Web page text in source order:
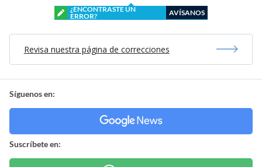
¿ENCONTRASTE UN
ERROR?
AVÍSANOS
Revisa nuestra página de correcciones
Síguenos en:
Suscríbete en: